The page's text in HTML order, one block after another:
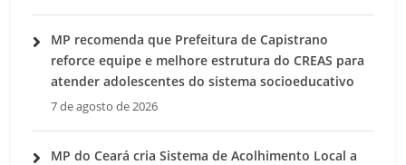
MP recomenda que Prefeitura de Capistrano
reforce equipe e melhore estrutura do CREAS para
atender adolescentes do sistema socioeducativo
7 de agosto de 2026
MP do Ceará cria Sistema de Acolhimento Local a